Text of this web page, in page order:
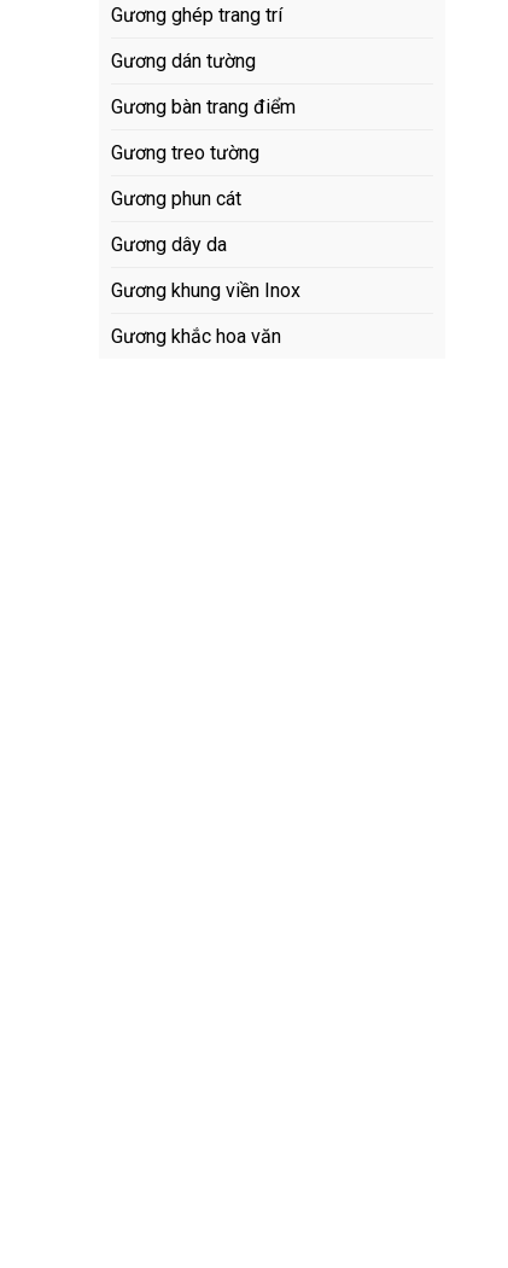
Gương ghép trang trí
Gương dán tường
Gương bàn trang điểm
Gương treo tường
Gương phun cát
Gương dây da
Gương khung viền Inox
Gương khắc hoa văn